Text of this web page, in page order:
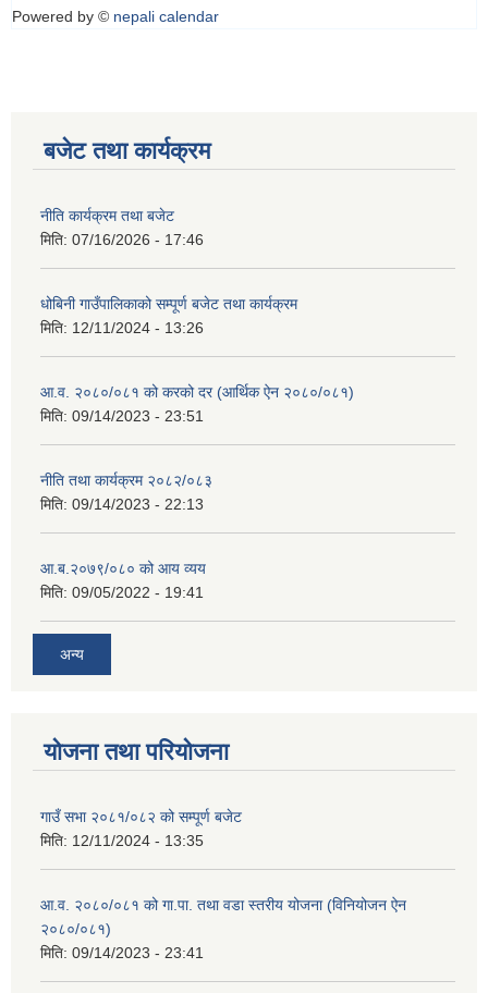
Powered by © nepali calendar
बजेट तथा कार्यक्रम
नीति कार्यक्रम तथा बजेट
मिति: 07/16/2026 - 17:46
धोबिनी गाउँपालिकाको सम्पूर्ण बजेट तथा कार्यक्रम
मिति: 12/11/2024 - 13:26
आ.व. २०८०/०८१ को करको दर (आर्थिक ऐन २०८०/०८१)
मिति: 09/14/2023 - 23:51
नीति तथा कार्यक्रम २०८२/०८३
मिति: 09/14/2023 - 22:13
आ.ब.२०७९/०८० को आय व्यय
मिति: 09/05/2022 - 19:41
अन्य
योजना तथा परियोजना
गाउँ सभा २०८१/०८२ को सम्पूर्ण बजेट
मिति: 12/11/2024 - 13:35
आ.व. २०८०/०८१ को गा.पा. तथा वडा स्तरीय योजना (विनियोजन ऐन
२०८०/०८१)
मिति: 09/14/2023 - 23:41